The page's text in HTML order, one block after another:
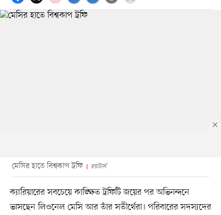
মেসির হাতে বিশ্বকাপ ট্রফি রয়টার্স
ক্যারিয়ারের সবচেয়ে কাঙ্ক্ষিত ট্রফিটি জয়ের পর অভিনন্দনে
ভাসছেন লিওনেল মেসি আর তাঁর সতীর্থেরা। পরিবারের সদস্যদের